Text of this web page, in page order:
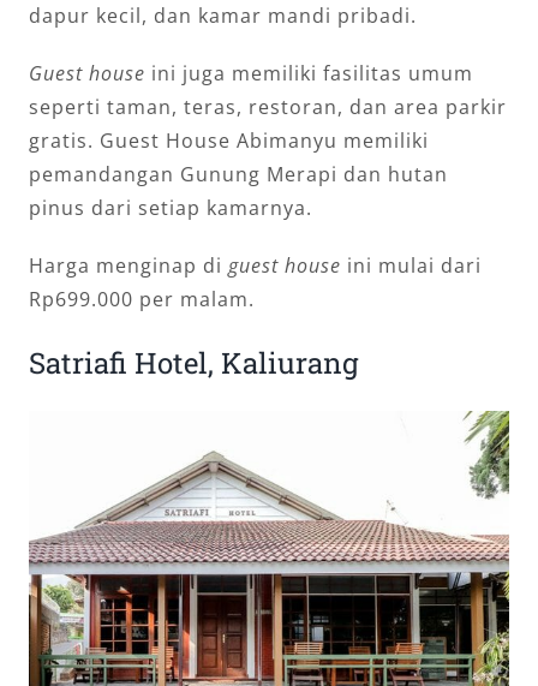
dapur kecil, dan kamar mandi pribadi.
Guest house ini juga memiliki fasilitas umum
seperti taman, teras, restoran, dan area parkir
gratis. Guest House Abimanyu memiliki
pemandangan Gunung Merapi dan hutan
pinus dari setiap kamarnya.
Harga menginap di guest house ini mulai dari
Rp699.000 per malam.
Satriafi Hotel, Kaliurang